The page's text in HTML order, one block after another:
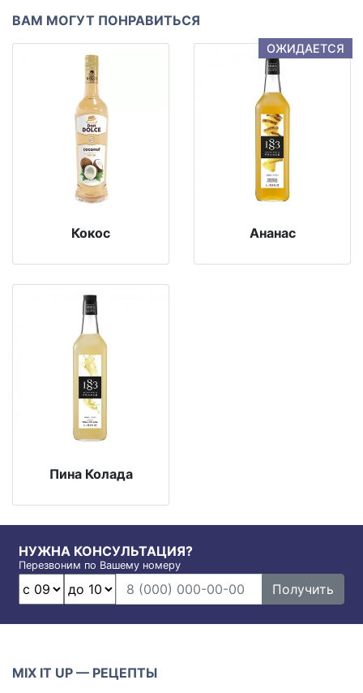
ВАМ МОГУТ ПОНРАВИТЬСЯ
Кокос
ОЖИДАЕТСЯ
Ананас
Пина Колада
НУЖНА КОНСУЛЬТАЦИЯ?
Перезвоним по Вашему номеру
Получить
MIX IT UP — РЕЦЕПТЫ